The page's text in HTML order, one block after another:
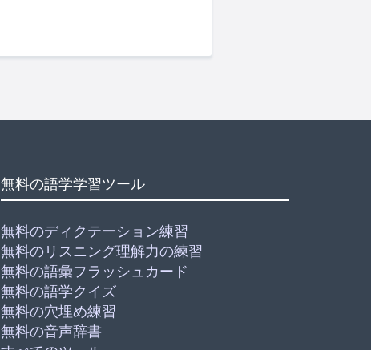
無料の語学学習ツール
無料のディクテーション練習
無料のリスニング理解力の練習
無料の語彙フラッシュカード
無料の語学クイズ
無料の穴埋め練習
無料の音声辞書